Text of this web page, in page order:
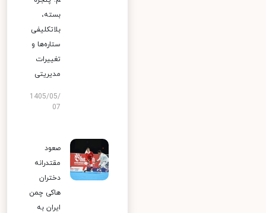
بسته،
بلاتکلیفی
ستاره‌ها و
تغییرات
مدیریتی
1405/05/
07
صعود
مقتدرانه
دختران
هاکی چمن
ایران به